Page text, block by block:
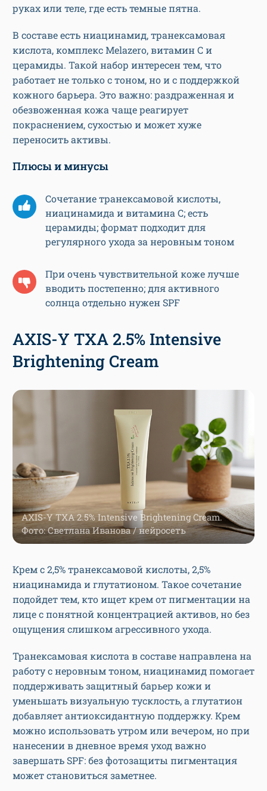
руках или теле, где есть темные пятна.
В составе есть ниацинамид, транексамовая
кислота, комплекс Melazero, витамин C и
церамиды. Такой набор интересен тем, что
работает не только с тоном, но и с поддержкой
кожного барьера. Это важно: раздраженная и
обезвоженная кожа чаще реагирует
покраснением, сухостью и может хуже
переносить активы.
Плюсы и минусы
Сочетание транексамовой кислоты,
ниацинамида и витамина C; есть
церамиды; формат подходит для
регулярного ухода за неровным тоном
При очень чувствительной коже лучше
вводить постепенно; для активного
солнца отдельно нужен SPF
AXIS-Y TXA 2.5% Intensive
Brightening Cream
AXIS-Y TXA 2.5% Intensive Brightening Cream.
Фото: Светлана Иванова / нейросеть
Крем с 2,5% транексамовой кислоты, 2,5%
ниацинамида и глутатионом. Такое сочетание
подойдет тем, кто ищет крем от пигментации на
лице с понятной концентрацией активов, но без
ощущения слишком агрессивного ухода.
Транексамовая кислота в составе направлена на
работу с неровным тоном, ниацинамид помогает
поддерживать защитный барьер кожи и
уменьшать визуальную тусклость, а глутатион
добавляет антиоксидантную поддержку. Крем
можно использовать утром или вечером, но при
нанесении в дневное время уход важно
завершать SPF: без фотозащиты пигментация
может становиться заметнее.